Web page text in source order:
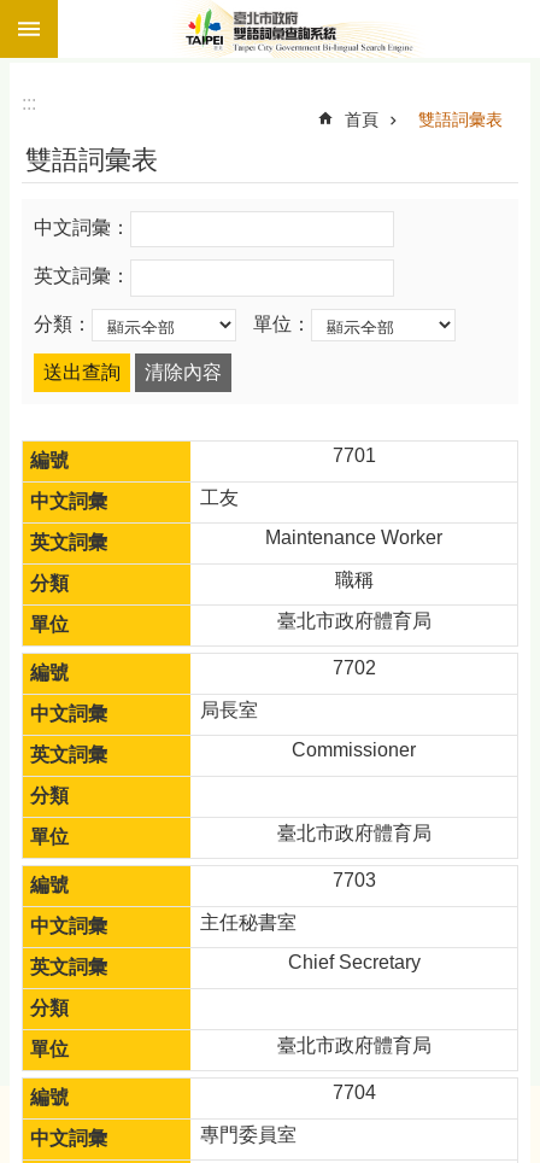
跳到主要內容區塊
:::
首頁 雙語詞彙表
雙語詞彙表
中文詞彙：
英文詞彙：
分類： 單位：
7701
工友
Maintenance Worker
職稱
臺北市政府體育局
7702
局長室
Commissioner
臺北市政府體育局
7703
主任秘書室
Chief Secretary
臺北市政府體育局
7704
專門委員室